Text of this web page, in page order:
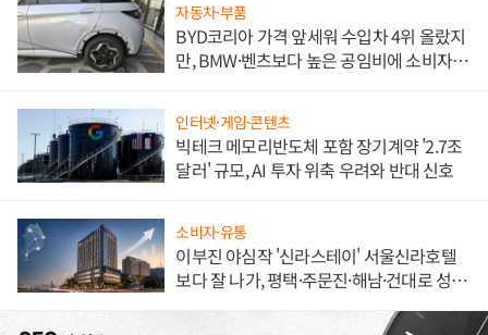
자동차·부품
BYD코리아 가격 앞세워 수입차 4위 올랐지
만, BMW·벤츠보다 높은 공임비에 소비자
인터넷·게임·콘텐츠
빅테크 메모리반도체 포함 장기계약 '2.7조
달러' 규모, AI 투자 위축 우려와 반대 신호
소비자·유통
이부진 야심작 '신라스테이' 서울신라호텔
보다 잘 나가, 평택·주문진·해남·건대로 성